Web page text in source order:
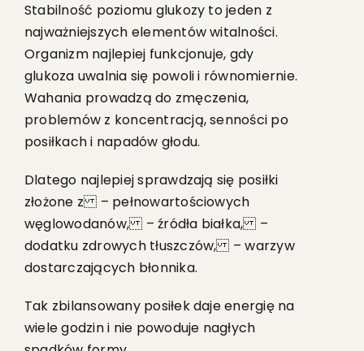
Stabilność poziomu glukozy to jeden z
najważniejszych elementów witalności.
Organizm najlepiej funkcjonuje, gdy
glukoza uwalnia się powoli i równomiernie.
Wahania prowadzą do zmęczenia,
problemów z koncentracją, senności po
posiłkach i napadów głodu.
Dlatego najlepiej sprawdzają się posiłki
złożone z – pełnowartościowych
węglowodanów, – źródła białka, –
dodatku zdrowych tłuszczów, – warzyw
dostarczających błonnika.
Tak zbilansowany posiłek daje energię na
wiele godzin i nie powoduje nagłych